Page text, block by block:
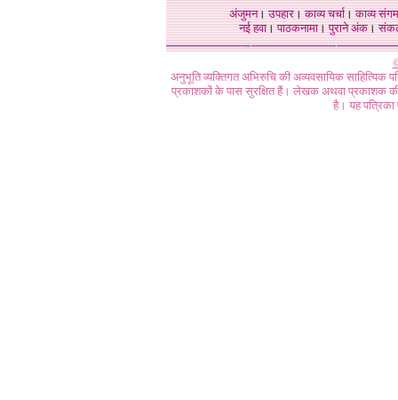
अंजुमन।उपहार।काव्य चर्चा।काव्य संगम
नई हवा। पाठकनामा। पुराने अंक।
अनुभूति व्यक्तिगत अभिरुचि की अव्यवसायिक
प्रकाशकों के पास सुरक्षित हैं। लेखक अथवा प्रकाशक की
है। यह पत्रिका